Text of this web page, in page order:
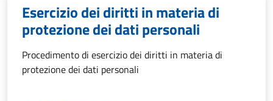
Esercizio dei diritti in materia di
protezione dei dati personali
Procedimento di esercizio dei diritti in materia di
protezione dei dati personali